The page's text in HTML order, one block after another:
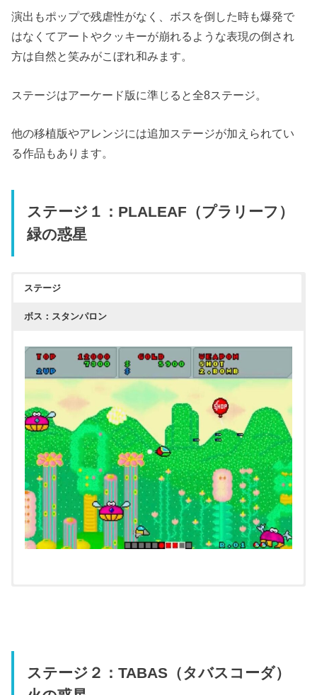
演出もポップで残虐性がなく、ボスを倒した時も爆発で
はなくてアートやクッキーが崩れるような表現の倒され
方は自然と笑みがこぼれ和みます。
ステージはアーケード版に準じると全8ステージ。
他の移植版やアレンジには追加ステージが加えられてい
る作品もあります。
ステージ１：PLALEAF（プラリーフ）
緑の惑星
ステージ
ボス：スタンパロン
ステージ２：TABAS（タバスコーダ）